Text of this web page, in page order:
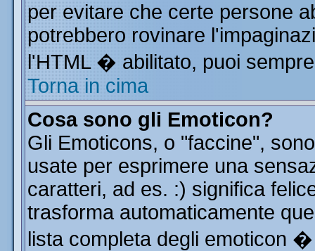
per evitare che certe persone
potrebbero rovinare
l'HTML � abilitato, puoi
Torna in cima
Cosa sono gli Emoticon?
Gli Emoticons, o "faccine",
usate per esprimere una
caratteri, ad es. :) significa
trasforma automaticamente
lista completa degli emoticon